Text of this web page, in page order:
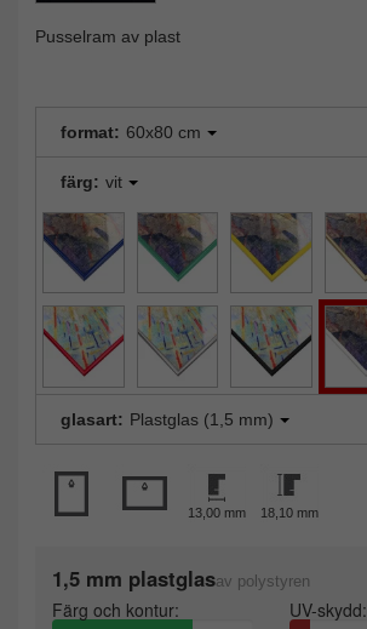
Pusselram av plast
format: 60x80 cm
färg: vit
glasart: Plastglas (1,5 mm)
13,00 mm 18,10 mm
1,5 mm plastglasav polystyren
Färg och kontur:
UV-skydd: